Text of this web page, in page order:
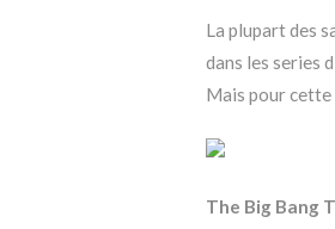
La plupart des
dans les series
Mais pour cette
The Big Bang